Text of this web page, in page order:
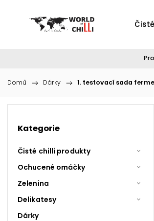
Domů / Dárky / 1. testovací sada
Kategorie
Čisté chilli produkty
Ochucené omáčky
Zelenina
Delikatesy
Dárky